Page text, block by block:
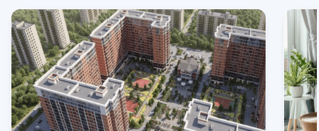
1-к. квартира, 35.2 м², 4/10 эт.
Севастопольская улица, 43Ж, Симферополь,